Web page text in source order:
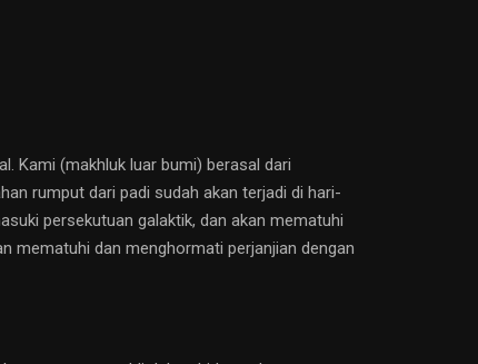
Kami (makhluk luar bumi) berasal dari
rumput dari padi sudah akan terjadi di hari-
persekutuan galaktik, dan akan mematuhi
mematuhi dan menghormati perjanjian dengan